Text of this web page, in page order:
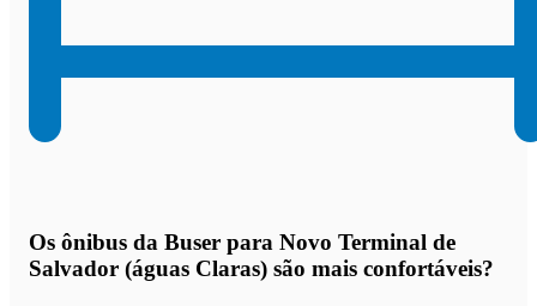
Os ônibus da Buser para Novo Terminal de
Salvador (águas Claras) são mais confortáveis?